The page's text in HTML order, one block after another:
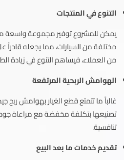
التنوع في المنتجات
يمكن للمشروع توفير مجموعة واسعة من
مختلفة من السيارات، مما يجعله قادراً
من العملاء، فيساهم التنوع في زيادة
الهوامش الربحية المرتفعة
غالباً ما تتمتع قطع الغيار بهوامش ربح
تصنيعها بتكلفة مخفضة مع مراعاة
تنافسية.
تقديم خدمات ما بعد البيع